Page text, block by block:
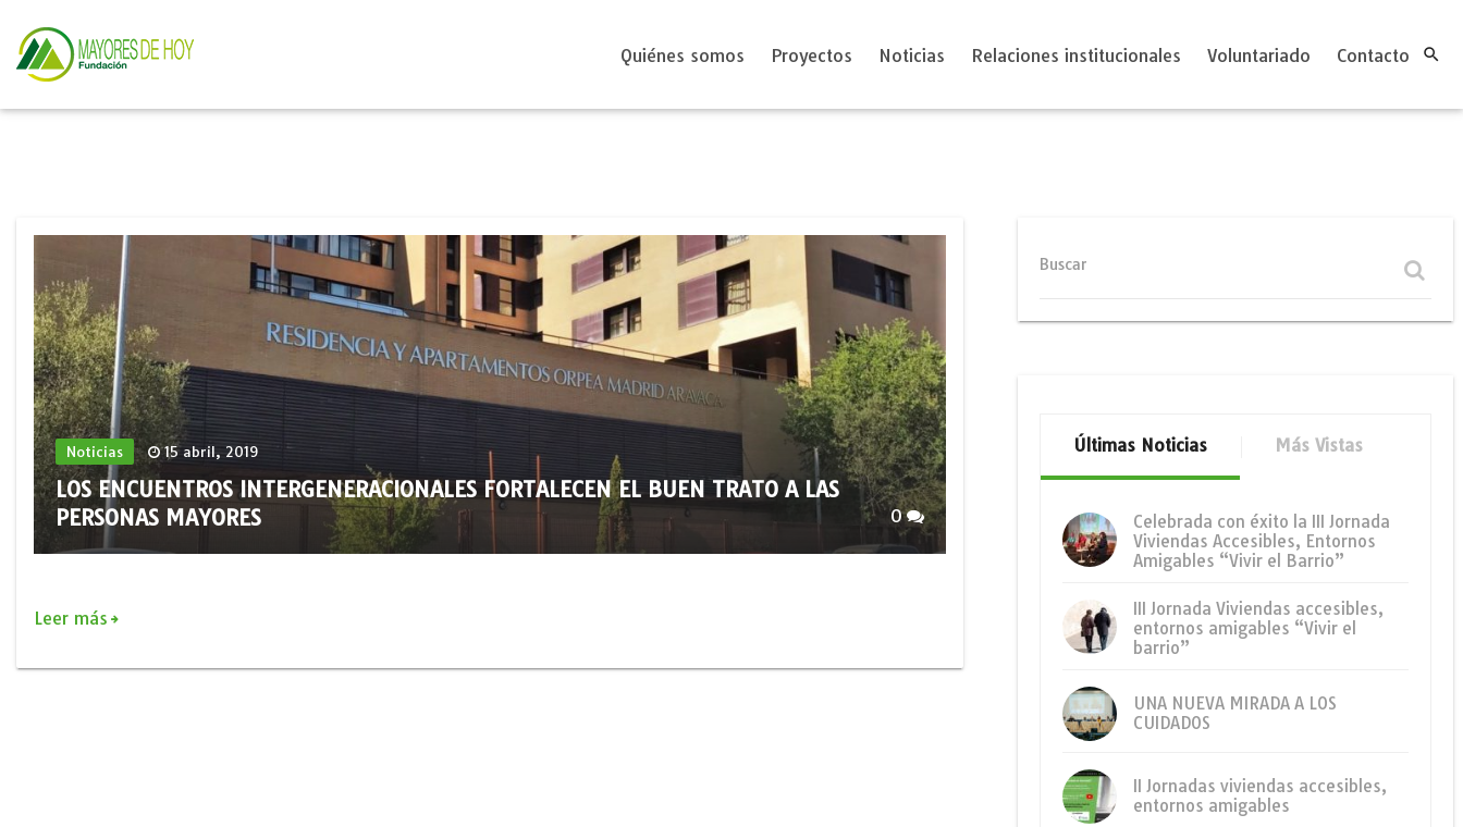

Quiénes somos Proyectos Noticias Relaciones institucionales Voluntariado Contacto
Noticias 15 abril, 2019
0
LOS ENCUENTROS INTERGENERACIONALES FORTALECEN EL BUEN TRATO A LAS
PERSONAS MAYORES
Leer más
Buscar
Últimas Noticias Más Vistas
Celebrada con éxito la III Jornada
Viviendas Accesibles, Entornos
Amigables “Vivir el Barrio”
III Jornada Viviendas accesibles,
entornos amigables “Vivir el
barrio”
UNA NUEVA MIRADA A LOS
CUIDADOS
II Jornadas viviendas accesibles,
entornos amigables